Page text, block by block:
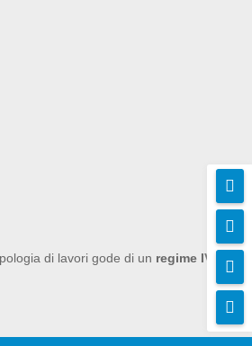
di lavori gode di un regime IVA



